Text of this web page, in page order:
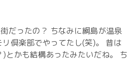
だったの？ ちなみに綱島が温泉
倶楽部でやってたし(笑)。 昔は
かも結構あったみたいだね。 ち